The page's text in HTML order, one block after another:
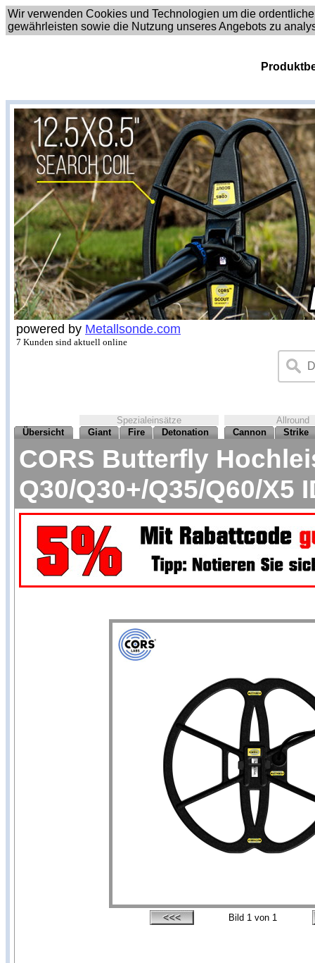
Wir verwenden Cookies und Technologien um die
gewährleisten sowie die Nutzung unseres Angebots zu
powered by Metallsonde.com
7 Kunden sind aktuell online
Spezialeinsätze
Allround
Übersicht
Giant Fire Detonation Cannon Strike
CORS Butterfly
Q30/Q30+/Q35/Q60/X5
Bild 1 von 1